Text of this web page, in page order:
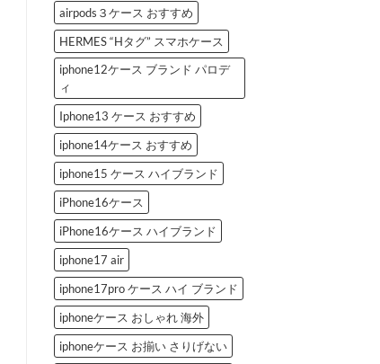
airpods３ケース おすすめ
HERMES “Hタグ” スマホケース
iphone12ケース ブランド パロデ
ィ
Iphone13 ケース おすすめ
iphone14ケース おすすめ
iphone15 ケース ハイブランド
iPhone16ケース
iPhone16ケース ハイブランド
iphone17 air
iphone17pro ケース ハイ ブランド
iphoneケース おしゃれ 海外
iphoneケース お揃い さりげない